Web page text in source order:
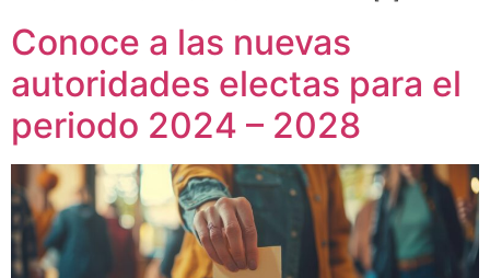
Conoce a las nuevas
autoridades electas para el
periodo 2024 – 2028